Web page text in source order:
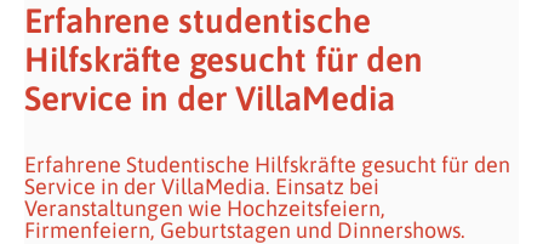
Erfahrene studentische
Hilfskräfte gesucht für den
Service in der VillaMedia
Erfahrene Studentische Hilfskräfte gesucht für den
Service in der VillaMedia. Einsatz bei
Veranstaltungen wie Hochzeitsfeiern,
Firmenfeiern, Geburtstagen und Dinnershows.